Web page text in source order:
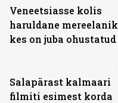
Veneetsiasse kolis
haruldane
kes on juba ohustatud
Salapärast kalmaari
filmiti esimest korda